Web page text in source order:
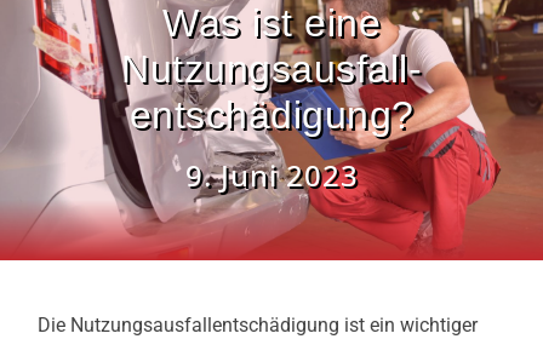
Was ist eine
Nutzungsausfall­
entschädigung?
9. Juni 2023
Die Nutzungsausfallentschädigung ist ein wichtiger